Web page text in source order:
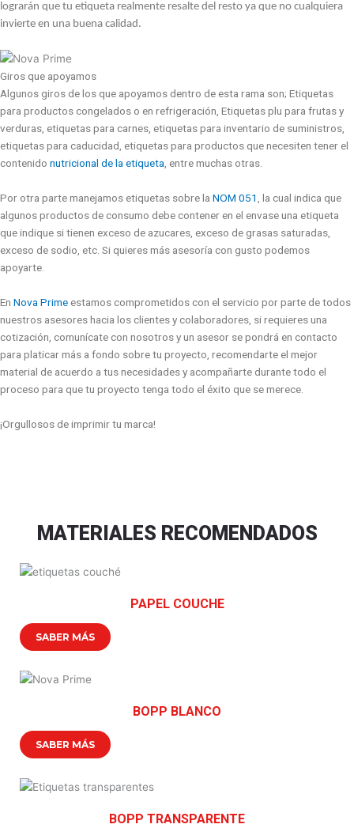
lograrán que tu etiqueta realmente resalte del resto ya que no cualquiera
invierte en una buena calidad.
Giros que apoyamos
Algunos giros de los que apoyamos dentro de esta rama son; Etiquetas
para productos congelados o en refrigeración, Etiquetas plu para frutas y
verduras, etiquetas para carnes, etiquetas para inventario de suministros,
etiquetas para caducidad, etiquetas para productos que necesiten tener el
contenido nutricional de la etiqueta , entre muchas otras.
Por otra parte manejamos etiquetas sobre la NOM 051 , la cual indica que
algunos productos de consumo debe contener en el envase una etiqueta
que indique si tienen exceso de azucares, exceso de grasas saturadas,
exceso de sodio, etc. Si quieres más asesoría con gusto podemos
apoyarte.
En Nova Primeestamos comprometidos con el servicio por parte de todos
nuestros asesores hacia los clientes y colaboradores, si requieres una
cotización, comunícate con nosotros y un asesor se pondrá en contacto
para platicar más a fondo sobre tu proyecto, recomendarte el mejor
material de acuerdo a tus necesidades y acompañarte durante todo el
proceso para que tu proyecto tenga todo el éxito que se merece.
¡Orgullosos de imprimir tu marca!
MATERIALES RECOMENDADOS
PAPEL COUCHE
SABER MÁS
BOPP BLANCO
SABER MÁS
BOPP TRANSPARENTE